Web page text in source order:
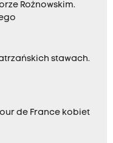
Rożnowskim.
stawach.
de France kobiet